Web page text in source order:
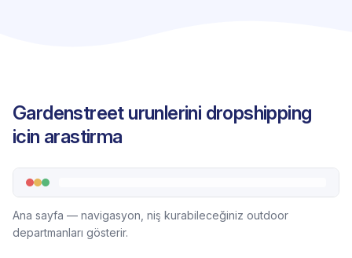
Gardenstreet urunlerini dropshipping
icin arastirma
Ana sayfa — navigasyon, niş kurabileceğiniz outdoor
departmanları gösterir.